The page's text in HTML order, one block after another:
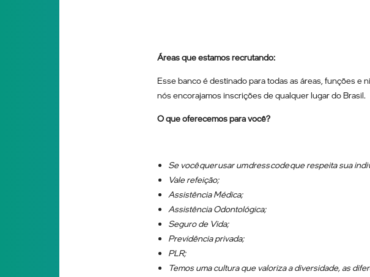
Áreas que estamos recrutando:
Esse banco é destinado para todas as áreas, funções
nós encorajamos inscrições de qualquer lugar do Brasil.
O que oferecemos para você?
Se você quer usar um dress code que respeita sua
Vale refeição;
Assistência Médica;
Assistência Odontológica;
Seguro de Vida;
Previdência privada;
PLR;
Temos uma cultura que valoriza a diversidade, as